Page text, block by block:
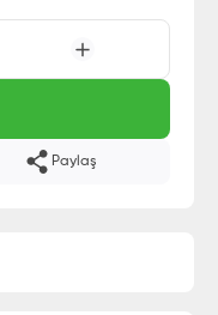
Paylaş